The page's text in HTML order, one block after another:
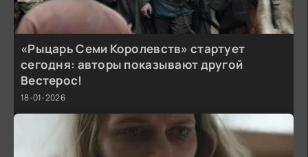
«Рыцарь Семи Королевств» стартует
сегодня: авторы показывают другой
Вестерос!
18-01-2026